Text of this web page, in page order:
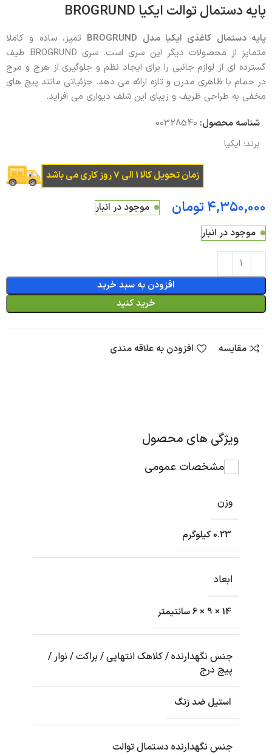
پایه دستمال توالت ایکیا BROGRUND
پایه دستمال کاغذی ایکیا مدل BROGRUND
تمیز، ساده و کاملا
متمایز از محصولات دیگر این سری است. سری BROGRUND طیف
گسترده ای از لوازم جانبی را برای ایجاد نظم و جلوگیری از هرج و مرج
در حمام با ظاهری مدرن و تازه ارائه می دهد. جزئیاتی مانند پیچ ​​های
مخفی به طراحی ظریف و زیبای این شلف دیواری می افزاید.
شناسه محصول: 00328540
برند: ایکیا
زمان تحویل کالا 1 الی 7 روز کاری می باشد
تومان
موجود در انبار
موجود در انبار
افزودن به سبد خرید
خرید کنید
مقایسه افزودن به علاقه مندی
ویژگی های محصول
مشخصات عمومی
وزن
0.23 کیلوگرم
ابعاد
14 × 9 × 6 سانتیمتر
جنس نگهدارنده / کلاهک انتهایی / براکت / نوار /
پیچ درج
استیل ضد زنگ
جنس نگهدارنده دستمال توالت